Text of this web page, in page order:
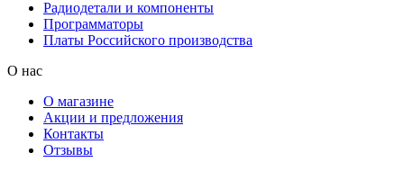
Радиодетали и компоненты
Программаторы
Платы Российского производства
О нас
О магазине
Акции и предложения
Контакты
Отзывы